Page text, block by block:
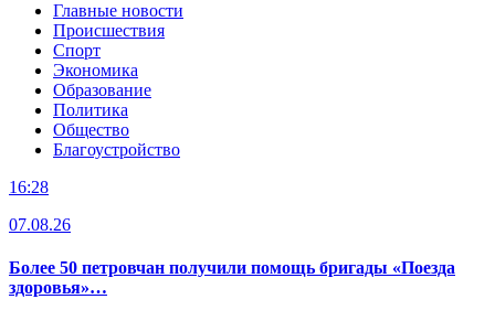
Главные новости
Происшествия
Спорт
Экономика
Образование
Политика
Общество
Благоустройство
16:28
07.08.26
Более 50 петровчан получили помощь бригады «Поезда
здоровья»…